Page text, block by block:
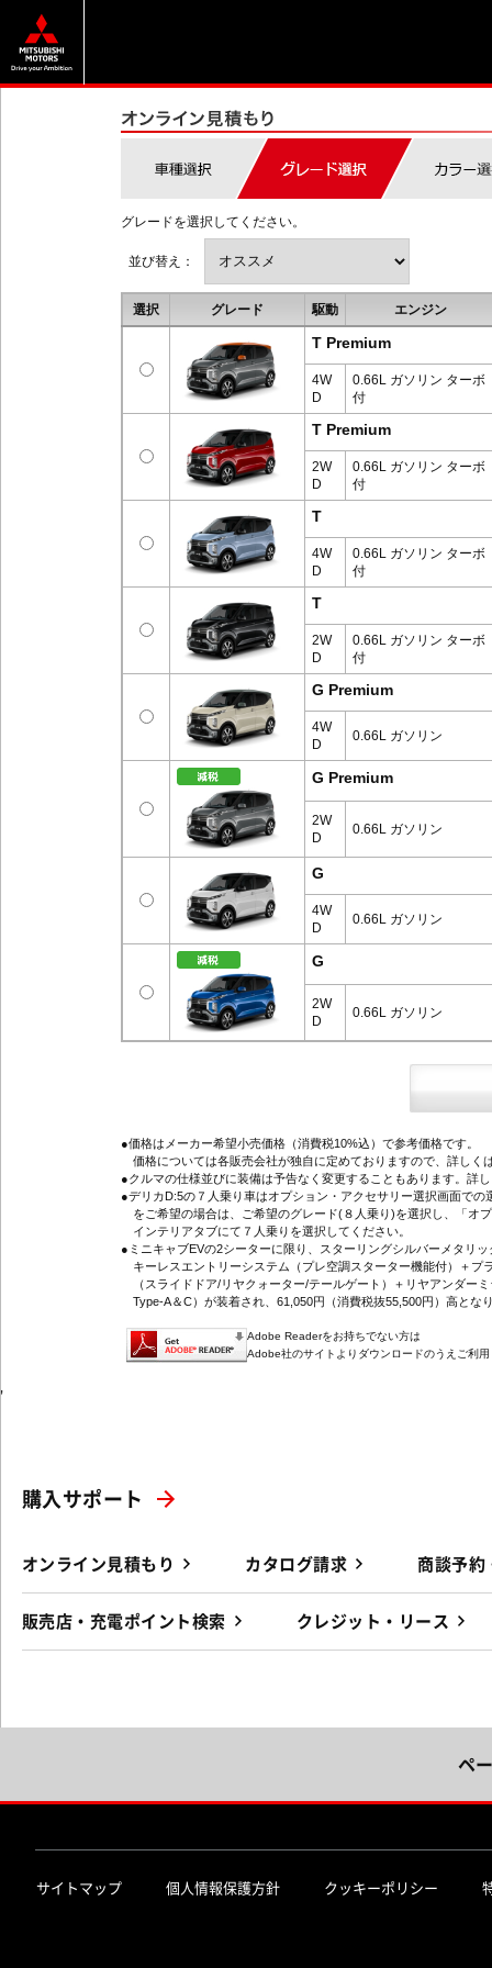
グレードを選択してください。
並び替え：
選択 グレード 駆動 エンジン
T Premium
4W
D
0.66L ガソリン ターボ
付
T Premium
2W
D
0.66L ガソリン ターボ
付
T
4W
D
0.66L ガソリン ターボ
付
T
2W
D
0.66L ガソリン ターボ
付
G Premium
4W
D
0.66L ガソリン
G Premium
2W
D
0.66L ガソリン
G
4W
D
0.66L ガソリン
G
2W
D
0.66L ガソリン
●価格はメーカー希望小売価格（消費税10%込）で参考価格です。
価格については各販売会社が独自に定めておりますので、詳しく
●クルマの仕様並びに装備は予告なく変更することもあります。詳
●デリカD:5の７人乗り車はオプション・アクセサリー選択画面での
をご希望の場合は、ご希望のグレード(８人乗り)を選択し、「オ
インテリアタブにて７人乗りを選択してください。
●ミニキャブEVの2シーターに限り、スターリングシルバーメタリ
キーレスエントリーシステム（プレ空調スターター機能付）＋プ
（スライドドア/リヤクォーター/テールゲート）＋リヤアンダー
Type-A＆C）が装着され、61,050円（消費税抜55,500円）高とな
Adobe Readerをお持ちでない方は
Adobe社のサイトよりダウンロードのうえご利
'
購入サポート
オンライン見積もり カタログ請求 商談予約
販売店・充電ポイント検索 クレジット・リース
ペ
サイトマップ 個人情報保護方針 クッキーポリシー